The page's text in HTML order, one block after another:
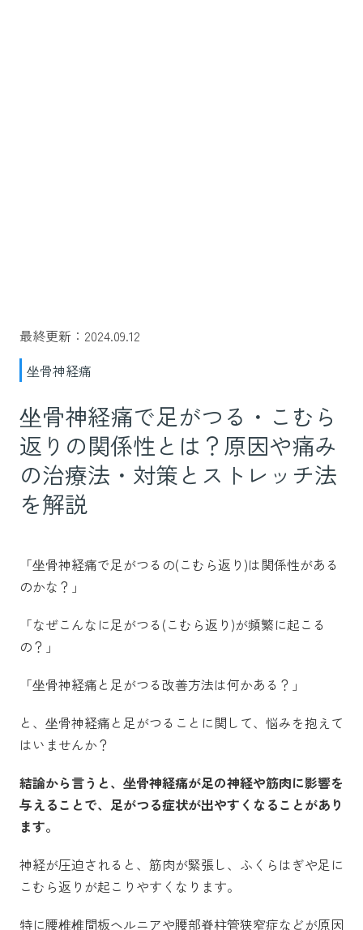
最終更新：2024.09.12
坐骨神経痛
坐骨神経痛で足がつる・こむら
返りの関係性とは？原因や痛み
の治療法・対策とストレッチ法
を解説
「坐骨神経痛で足がつるの(こむら返り)は関係性がある
のかな？」
「なぜこんなに足がつる(こむら返り)が頻繁に起こる
の？」
「坐骨神経痛と足がつる改善方法は何かある？」
と、坐骨神経痛と足がつることに関して、悩みを抱えて
はいませんか？
結論から言うと、坐骨神経痛が足の神経や筋肉に影響を
与えることで、足がつる症状が出やすくなることがあり
ます。
神経が圧迫されると、筋肉が緊張し、ふくらはぎや足に
こむら返りが起こりやすくなります。
特に腰椎椎間板ヘルニアや腰部脊柱管狭窄症などが原因